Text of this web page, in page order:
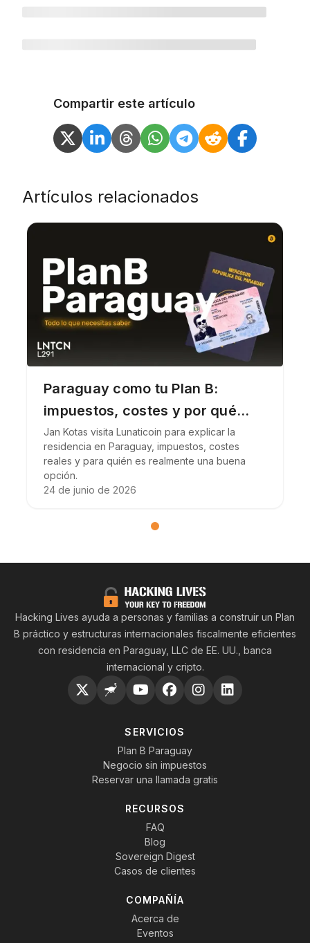
Compartir este artículo
Artículos relacionados
Paraguay como tu Plan B:
impuestos, costes y por qué
vale
Jan Kotas visita Lunaticoin para explicar la
residencia en Paraguay, impuestos, costes
reales y para quién es realmente una buena
opción.
24 de junio de 2026
Hacking Lives ayuda a personas y familias a construir un Plan
B práctico y estructuras internacionales fiscalmente eficientes
con residencia en Paraguay, LLC de EE. UU., banca
internacional y cripto.
SERVICIOS
Plan B Paraguay
Negocio sin impuestos
Reservar una llamada gratis
RECURSOS
FAQ
Blog
Sovereign Digest
Casos de clientes
COMPAÑÍA
Acerca de
Eventos